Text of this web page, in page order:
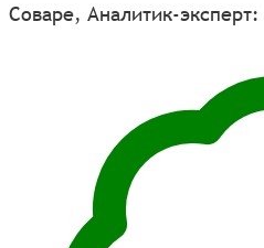
Соваре, Аналитик-